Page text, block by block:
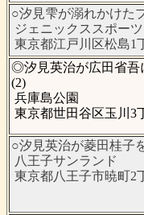
○汐見雫が溺れかけた
ジェニックススポー
東京都江戸川区松島1
◎汐見英治が広田省吾
(2)
兵庫島公園
東京都世田谷区玉川3
○汐見英治が菱田桂子
八王子サンランド
東京都八王子市暁町2